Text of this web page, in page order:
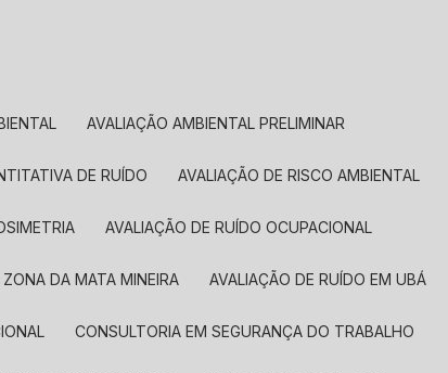
AVALIAÇÃO AMBIENTAL PRELIMINAR
DE RUÍDO AVALIAÇÃO DE RISCO AMBIENTAL
AVALIAÇÃO DE RUÍDO OCUPACIONAL
ZONA DA MATA MINEIRA AVALIAÇÃO DE RUÍDO EM UBÁ
CONSULTORIA EM SEGURANÇA DO TRABALHO